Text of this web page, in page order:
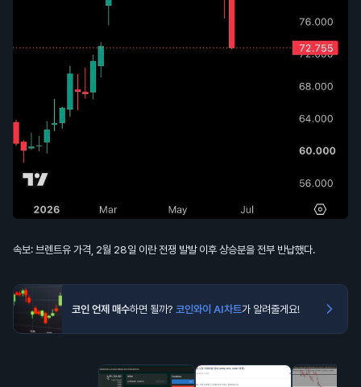
속보: 브렌트유 가격, 2월 28일 이란 전쟁 발발 이후 상승분을 전부 반납했다.
코인 언제 매수하면 될까? 코인와이 AI차트가 알려줄게요!